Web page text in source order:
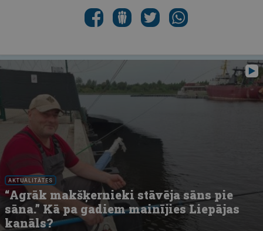
AKTUALITĀTES
“Agrāk makšķernieki stāvēja sāns pie
sāna.” Kā pa gadiem mainījies Liepājas
kanāls?